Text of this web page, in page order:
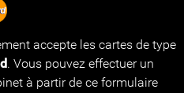
accepte les cartes de type
. Vous pouvez effectuer un
à partir de ce formulaire